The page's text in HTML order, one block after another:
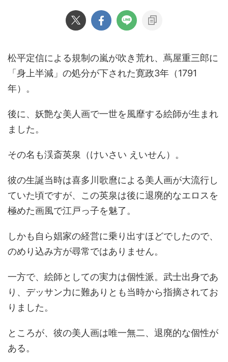
松平定信による規制の嵐が吹き荒れ、蔦屋重三郎に
「身上半減」の処分が下された寛政3年（1791
年）。
後に、妖艶な美人画で一世を風靡する絵師が生まれ
ました。
その名も渓斎英泉（けいさい えいせん）。
彼の生誕当時は喜多川歌麿による美人画が大流行し
ていた頃ですが、この英泉は後に退廃的なエロスを
極めた画風で江戸っ子を魅了。
しかも自ら娼家の経営に乗り出すほどでしたので、
のめり込み方が尋常ではありません。
一方で、絵師としての実力は個性派。武士出身であ
り、デッサン力に難ありとも当時から指摘されてお
りました。
ところが、彼の美人画は唯一無二、退廃的な個性が
ある。